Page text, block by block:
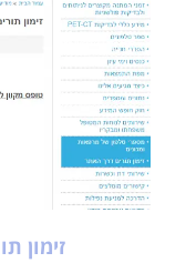
זימון